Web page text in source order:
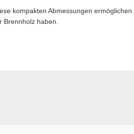
kompakten Abmessungen ermöglichen
Brennholz haben.